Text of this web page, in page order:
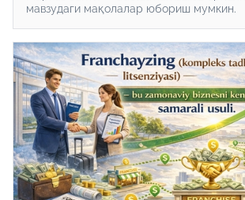
мавзудаги мақолалар юбориш мумкин.